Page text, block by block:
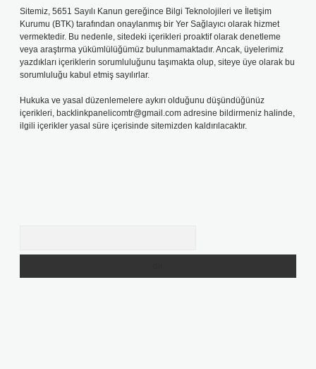
Sitemiz, 5651 Sayılı Kanun gereğince Bilgi Teknolojileri ve İletişim
Kurumu (BTK) tarafından onaylanmış bir Yer Sağlayıcı olarak hizmet
vermektedir. Bu nedenle, sitedeki içerikleri proaktif olarak denetleme
veya araştırma yükümlülüğümüz bulunmamaktadır. Ancak, üyelerimiz
yazdıkları içeriklerin sorumluluğunu taşımakta olup, siteye üye olarak bu
sorumluluğu kabul etmiş sayılırlar.
Hukuka ve yasal düzenlemelere aykırı olduğunu düşündüğünüz
içerikleri, backlinkpanelicomtr@gmail.com adresine bildirmeniz halinde,
ilgili içerikler yasal süre içerisinde sitemizden kaldırılacaktır.